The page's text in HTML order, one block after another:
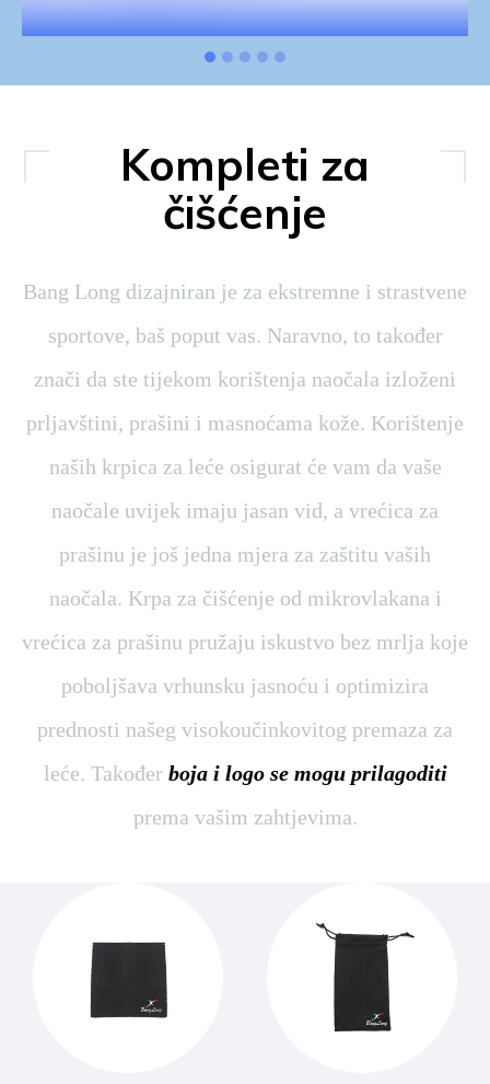
Kompleti za
čišćenje
Bang Long dizajniran je za ekstremne i strastvene
sportove, baš poput vas. Naravno, to također
znači da ste tijekom korištenja naočala izloženi
prljavštini, prašini i masnoćama kože. Korištenje
naših krpica za leće osigurat će vam da vaše
naočale uvijek imaju jasan vid, a vrećica za
prašinu je još jedna mjera za zaštitu vaših
naočala. Krpa za čišćenje od mikrovlakana i
vrećica za prašinu pružaju iskustvo bez mrlja koje
poboljšava vrhunsku jasnoću i optimizira
prednosti našeg visokoučinkovitog premaza za
leće. Također boja i logo se mogu prilagoditi
prema vašim zahtjevima.